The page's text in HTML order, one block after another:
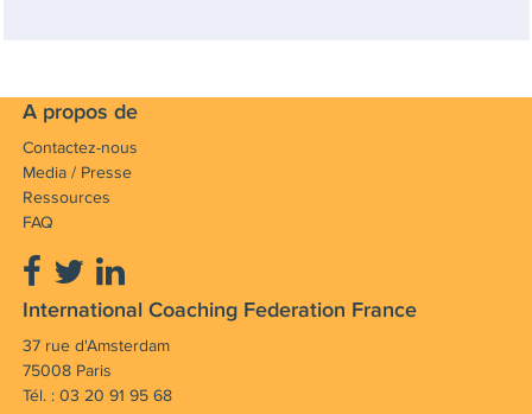
A propos de
Contactez-nous
Media / Presse
Ressources
FAQ
International Coaching Federation France
37 rue d'Amsterdam
75008 Paris
Tél. : 03 20 91 95 68